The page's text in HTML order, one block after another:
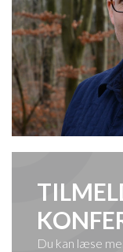
Du kan læse